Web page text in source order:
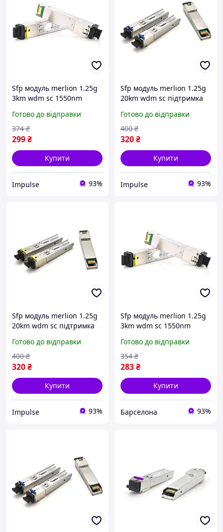
Sfp модуль merlion 1.25g
3km wdm sc 1550nm
Готово до відправки
299₴
374 ₴
Купити
Impulse 93%
Sfp модуль merlion 1.25g
20km wdm sc підтримка
impulse
Готово до відправки
320₴
400 ₴
Купити
Impulse 93%
Sfp модуль merlion 1.25g
20km wdm sc підтримка
impulse
Готово до відправки
320₴
400 ₴
Купити
Impulse 93%
Sfp модуль merlion 1.25g
3km wdm sc 1550nm
Готово до відправки
283₴
354 ₴
Купити
Барселона 93%